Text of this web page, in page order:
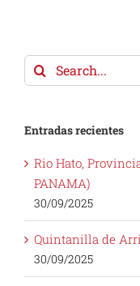
Search
for:
Entradas recientes
Rio Hato,
PANAMA)
30/09/2025
Quintanilla de
30/09/2025